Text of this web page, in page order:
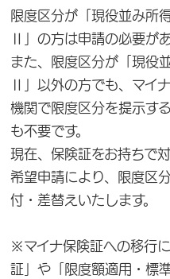
限度区分が「現役並み所
Ⅱ」の方は申請の必要が
また、限度区分が「現役
Ⅱ」以外の方でも、マイ
機関で限度区分を提示す
も不要です。
現在、保険証をお持ちで
希望申請により、限度区
付・差替えいたします。
※マイナ保険証への移行
証」や「限度額適用・標